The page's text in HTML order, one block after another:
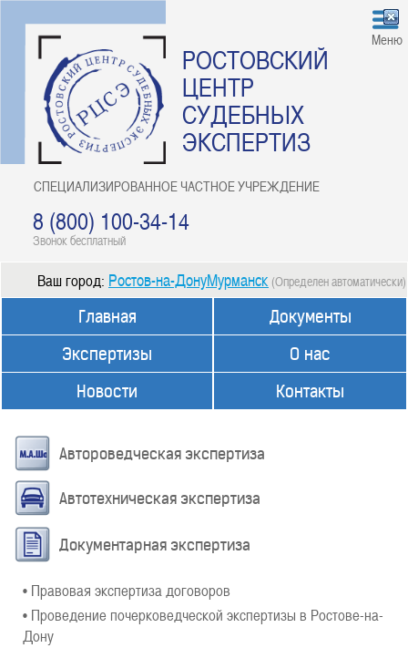
РОСТОВСКИЙ
ЦЕНТР
СУДЕБНЫХ
ЭКСПЕРТИЗ
СПЕЦИАЛИЗИРОВАННОЕ ЧАСТНОЕ УЧРЕЖДЕНИЕ
8 (800) 100-34-14
Звонок бесплатный
Меню
Ваш город: Ростов-на-ДонуМурманск (Определен автоматически)
Главная
Экспертизы
Новости
Документы
О нас
Контакты
Автороведческая экспертиза
Автотехническая экспертиза
Документарная экспертиза
• Правовая экспертиза договоров
• Проведение почерковедческой экспертизы в Ростове-на-
Дону